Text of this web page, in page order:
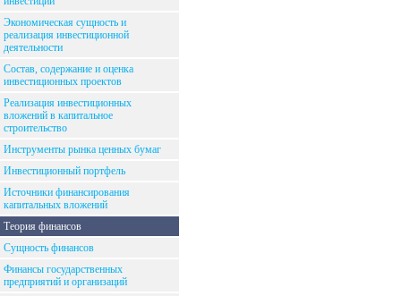
Экономическая сущность и
реализация инвестиционной
деятельности
Состав, содержание и оценка
инвестиционных проектов
Реализация инвестиционных
вложений в капитальное
строительство
Инструменты рынка ценных бумаг
Инвестиционный портфель
Источники финансирования
капитальных вложений
Теория финансов
Сущность финансов
Финансы государственных
предприятий и организаций